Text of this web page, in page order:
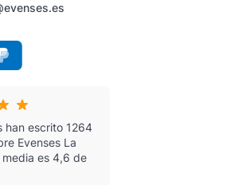
han escrito 1264
Evenses La
es 4,6 de